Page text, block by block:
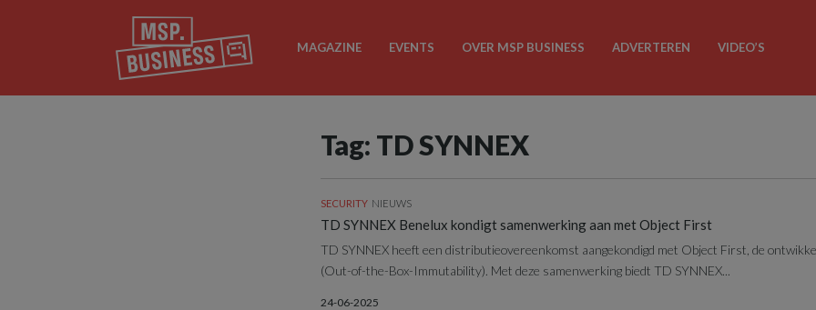
MAGAZINE EVENTS OVER MSP BUSINESS ADVERTEREN VIDEO’S
Tag: TD SYNNEX
SECURITY NIEUWS
TD SYNNEX Benelux kondigt samenwerking aan met Object First
TD SYNNEX heeft een distributieovereenkomst aangekondigd met Object First, de
(Out-of-the-Box-Immutability). Met deze samenwerking biedt TD SYNNEX...
24-06-2025